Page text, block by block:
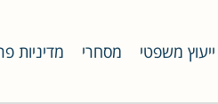
ייעוץ משפטי מסחרי מדיניות